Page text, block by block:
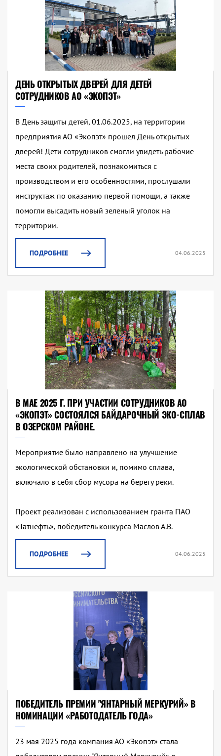
ДЕНЬ ОТКРЫТЫХ ДВЕРЕЙ ДЛЯ ДЕТЕЙ
СОТРУДНИКОВ АО «ЭКОПЭТ»
В День защиты детей, 01.06.2025, на территории
предприятия АО «Экопэт» прошел День открытых
дверей! Дети сотрудников смогли увидеть рабочие
места своих родителей, познакомиться с
производством и его особенностями, прослушали
инструктаж по оказанию первой помощи, а также
помогли высадить новый зеленый уголок на
территории.
ПОДРОБНЕЕ 04.06.2025
В МАЕ 2025 Г. ПРИ УЧАСТИИ СОТРУДНИКОВ АО
«ЭКОПЭТ» СОСТОЯЛСЯ БАЙДАРОЧНЫЙ ЭКО-СПЛАВ
В ОЗЕРСКОМ РАЙОНЕ.
Мероприятие было направлено на улучшение
экологической обстановки и, помимо сплава,
включало в себя сбор мусора на берегу реки.
Проект реализован с использованием гранта ПАО
«Татнефть», победитель конкурса Маслов А.В.
ПОДРОБНЕЕ 04.06.2025
ПОБЕДИТЕЛЬ ПРЕМИИ "ЯНТАРНЫЙ МЕРКУРИЙ» В
НОМИНАЦИИ «РАБОТОДАТЕЛЬ ГОДА»
23 мая 2025 года компания АО «Экопэт» стала